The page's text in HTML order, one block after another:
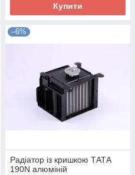
Купити
–6%
Радіатор із кришкою ТАТА
190N алюміній